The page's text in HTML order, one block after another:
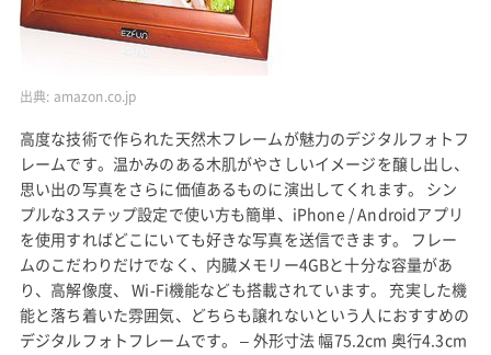
出典: amazon.co.jp
高度な技術で作られた天然木フレームが魅力のデジタルフォトフ
レームです。温かみのある木肌がやさしいイメージを醸し出し、
思い出の写真をさらに価値あるものに演出してくれます。 シン
プルな3ステップ設定で使い方も簡単、iPhone / Androidアプリ
を使用すればどこにいても好きな写真を送信できます。 フレー
ムのこだわりだけでなく、内臓メモリー4GBと十分な容量があ
り、高解像度、 Wi-Fi機能なども搭載されています。 充実した機
能と落ち着いた雰囲気、どちらも譲れないという人におすすめの
デジタルフォトフレームです。 – 外形寸法 幅75.2cm 奥行4.3cm